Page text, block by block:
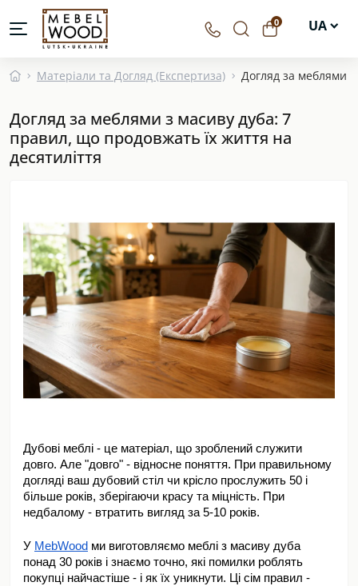
0 UA
Матеріали та Догляд (Експертиза) Догляд за меблями
Догляд за меблями з масиву дуба: 7
правил, що продовжать їх життя на
десятиліття
Дубові меблі - це матеріал, що зроблений служити
довго. Але "довго" - відносне поняття. При правильному
догляді ваш дубовий стіл чи крісло прослужить 50 і
більше років, зберігаючи красу та міцність. При
недбалому - втратить вигляд за 5-10 років.
У MebWood ми виготовляємо меблі з масиву дуба
понад 30 років і знаємо точно, які помилки роблять
покупці найчастіше - і як їх уникнути. Ці сім правил -